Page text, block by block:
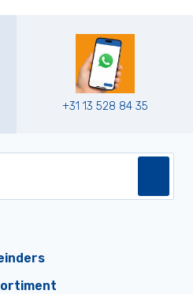
+31 13 528 84 35